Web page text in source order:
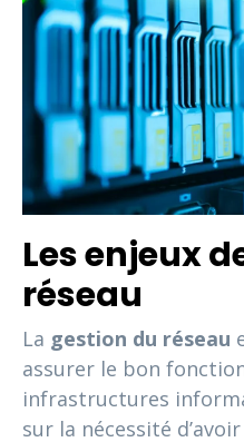
Les enjeux
réseau
La gestion du réseau
assurer le bon
infrastructures
sur la nécessité